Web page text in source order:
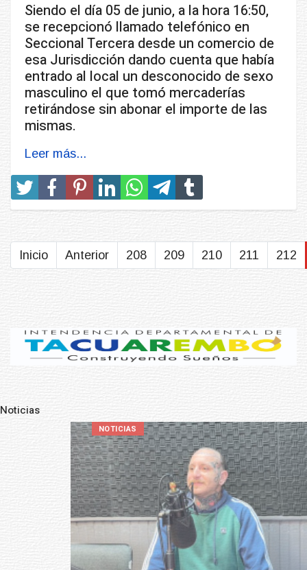
Siendo el día 05 de junio, a la hora 16:50,
se recepcionó llamado telefónico en
Seccional Tercera desde un comercio de
esa Jurisdicción dando cuenta que había
entrado al local un desconocido de sexo
masculino el que tomó mercaderías
retirándose sin abonar el importe de las
mismas.
Leer más...
Inicio Anterior 208 209 210 211 212
Noticias
NOTICIAS